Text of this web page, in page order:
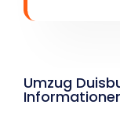
Umzug